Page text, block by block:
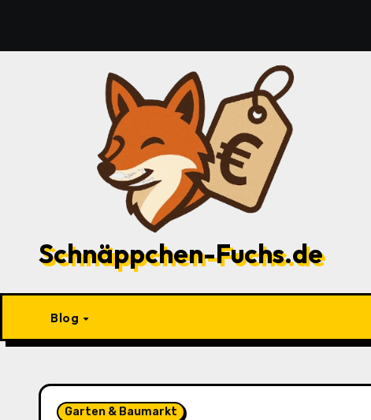
springen
Schnäppchen-Fuchs.de
Blog
Garten & Baumarkt